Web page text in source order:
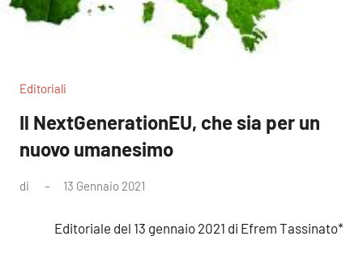
Editoriali
Il NextGenerationEU, che sia per un
nuovo umanesimo
di 13 Gennaio 2021
Editoriale del 13 gennaio 2021 di Efrem Tassinato*